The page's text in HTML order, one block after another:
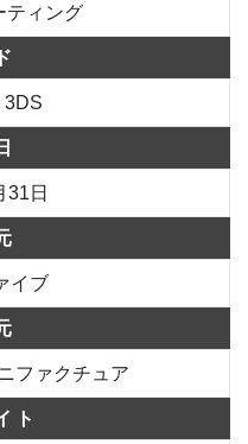
ティング
3DS
31日
イブ
ファクチュア
ト